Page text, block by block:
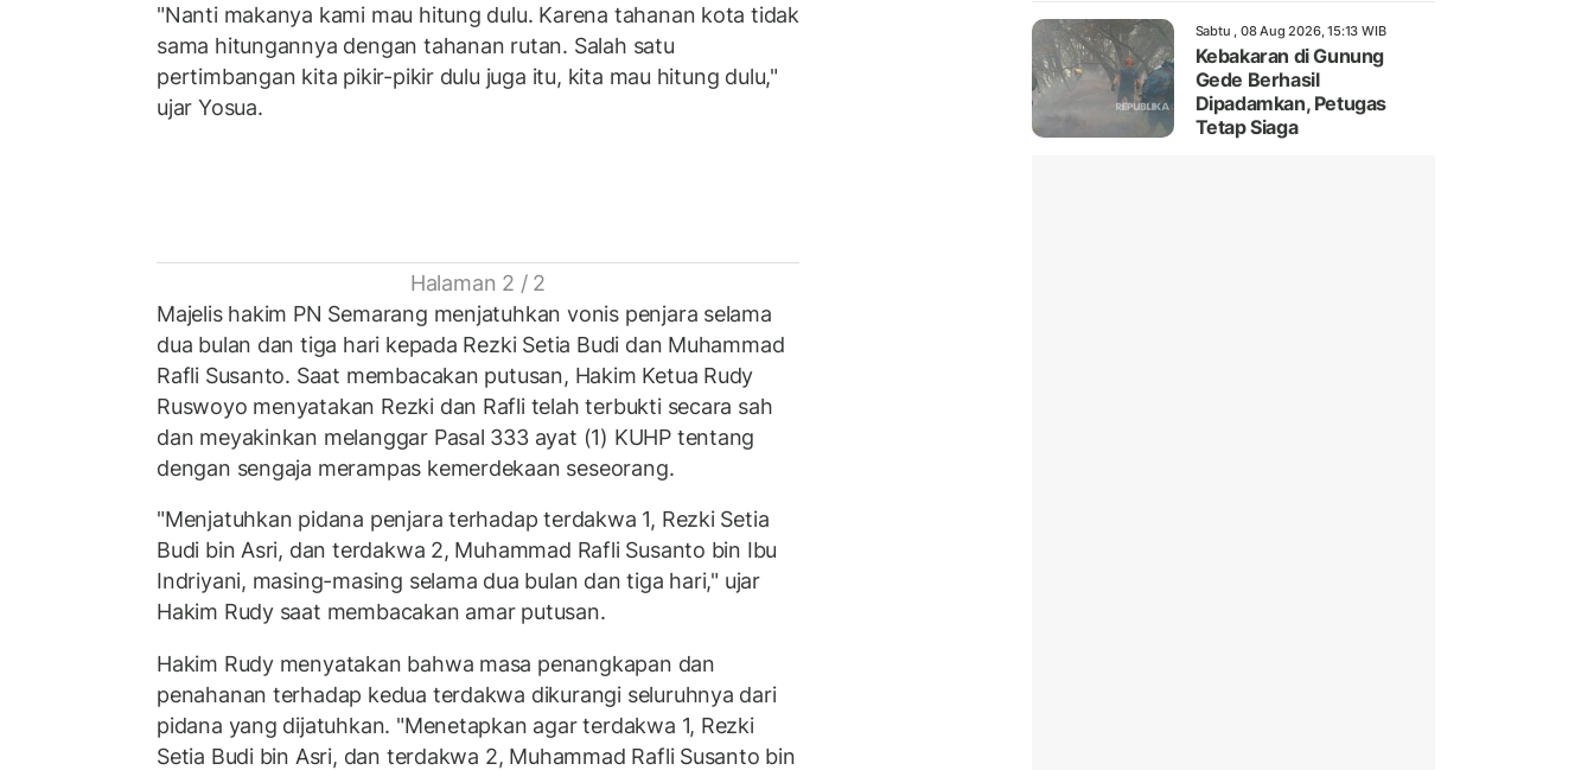
"Nanti makanya kami mau hitung dulu. Karena tahanan kota tidak
sama hitungannya dengan tahanan rutan. Salah satu
pertimbangan kita pikir-pikir dulu juga itu, kita mau hitung dulu,"
ujar Yosua.
Halaman 2 / 2
Majelis hakim PN Semarang menjatuhkan vonis penjara selama
dua bulan dan tiga hari kepada Rezki Setia Budi dan Muhammad
Rafli Susanto. Saat membacakan putusan, Hakim Ketua Rudy
Ruswoyo menyatakan Rezki dan Rafli telah terbukti secara sah
dan meyakinkan melanggar Pasal 333 ayat (1) KUHP tentang
dengan sengaja merampas kemerdekaan seseorang.
"Menjatuhkan pidana penjara terhadap terdakwa 1, Rezki Setia
Budi bin Asri, dan terdakwa 2, Muhammad Rafli Susanto bin Ibu
Indriyani, masing-masing selama dua bulan dan tiga hari," ujar
Hakim Rudy saat membacakan amar putusan.
Hakim Rudy menyatakan bahwa masa penangkapan dan
penahanan terhadap kedua terdakwa dikurangi seluruhnya dari
pidana yang dijatuhkan. "Menetapkan agar terdakwa 1, Rezki
Setia Budi bin Asri, dan terdakwa 2, Muhammad Rafli Susanto bin
Sabtu , 08 Aug 2026, 15:13 WIB
Kebakaran di Gunung
Gede Berhasil
Dipadamkan, Petugas
Tetap Siaga